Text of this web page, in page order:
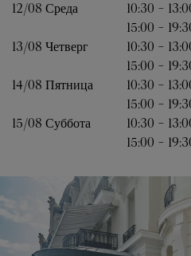
12/08 Среда 10:30 -
15:00 -
13/08 Четверг 10:30 -
15:00 -
14/08 Пятница 10:30 -
15:00 -
15/08 Суббота 10:30 -
15:00 -